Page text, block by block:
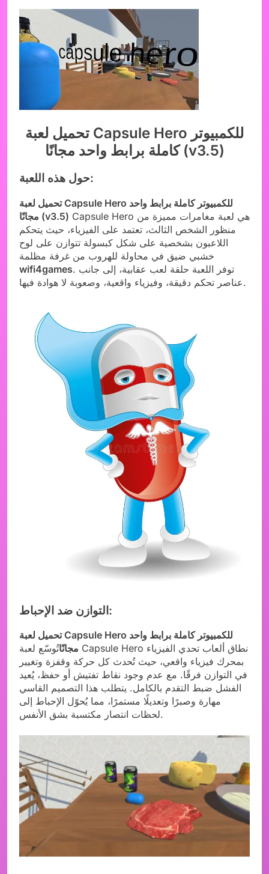
تحميل لعبة Capsule Hero للكمبيوتر
كاملة برابط واحد مجانًا (v3.5)
حول هذه اللعبة:
تحميل لعبة Capsule Hero للكمبيوتر كاملة برابط واحد
مجانًا (v3.5) Capsule Hero هي لعبة مغامرات مميزة من
منظور الشخص الثالث، تعتمد على الفيزياء، حيث يتحكم
اللاعبون بشخصية على شكل كبسولة تتوازن على لوح
خشبي ضيق في محاولة للهروب من غرفة مظلمة
wifi4games. توفر اللعبة حلقة لعب عقابية، إلى جانب
عناصر تحكم دقيقة، وفيزياء واقعية، وصعوبة لا هوادة فيها.
التوازن ضد الإحباط:
تحميل لعبة Capsule Hero للكمبيوتر كاملة برابط واحد
مجانًاتُوسّع لعبة Capsule Hero نطاق ألعاب تحدي الفيزياء
بمحرك فيزياء واقعي، حيث تُحدث كل حركة وقفزة وتغيير
في التوازن فرقًا. مع عدم وجود نقاط تفتيش أو حفظ، يُعيد
الفشل ضبط التقدم بالكامل. يتطلب هذا التصميم القاسي
مهارة وصبرًا وتعديلًا مستمرًا، مما يُحوّل الإحباط إلى
لحظات انتصار مكتسبة بشق الأنفس.